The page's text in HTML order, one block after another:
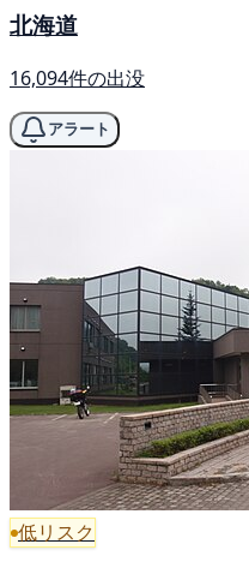
北海道
16,094件の出没
アラート
低リスク